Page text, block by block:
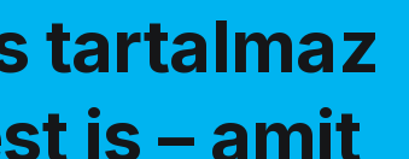
tartalmaz
is – amit